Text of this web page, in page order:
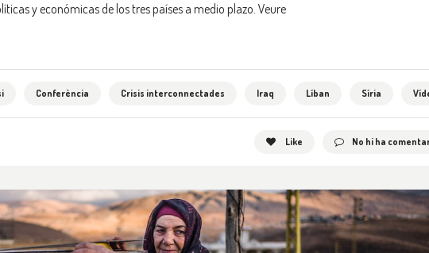
y económicas de los tres países a medio plazo. Veure
Conferència Crisis interconnectades Iraq Líban Síria
Like No hi ha